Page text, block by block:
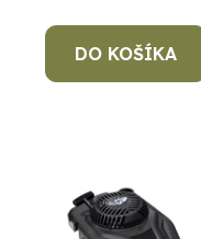
DO KOŠÍKA